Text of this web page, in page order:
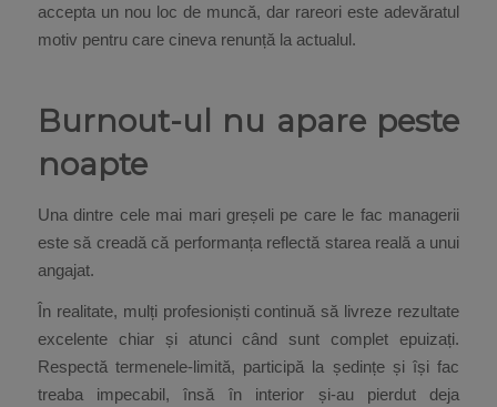
accepta un nou loc de muncă, dar rareori este adevăratul
motiv pentru care cineva renunță la actualul.
Burnout-ul nu apare peste
noapte
Una dintre cele mai mari greșeli pe care le fac managerii
este să creadă că performanța reflectă starea reală a unui
angajat.
În realitate, mulți profesioniști continuă să livreze rezultate
excelente chiar și atunci când sunt complet epuizați.
Respectă termenele-limită, participă la ședințe și își fac
treaba impecabil, însă în interior și-au pierdut deja